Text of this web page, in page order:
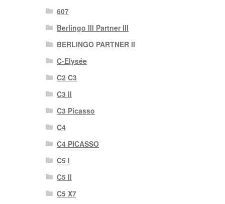
607
Berlingo III Partner III
BERLINGO PARTNER II
C-Elysée
C2 C3
C3 II
C3 Picasso
C4
C4 PICASSO
C5 I
C5 II
C5 X7